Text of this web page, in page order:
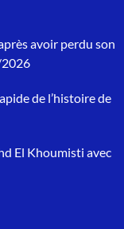
avoir perdu son
de l’histoire de
El Khoumisti avec